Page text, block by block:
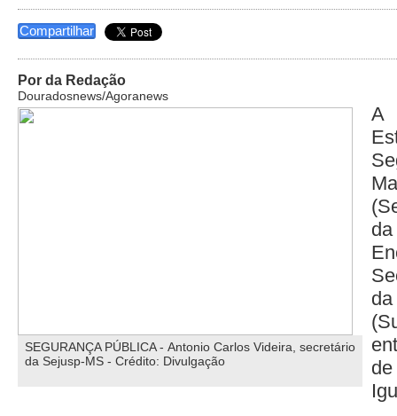
Compartilhar
Por da Redação
Douradosnews/Agoranews
SEGURANÇA PÚBLICA - Antonio Carlos Videira, secretário
da Sejusp-MS - Crédito: Divulgação
A